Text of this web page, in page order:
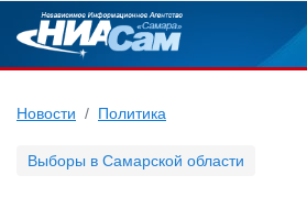
Новости Политика
Выборы в Самарской области